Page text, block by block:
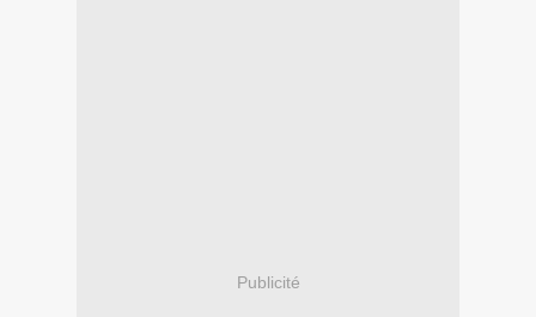
Publicité